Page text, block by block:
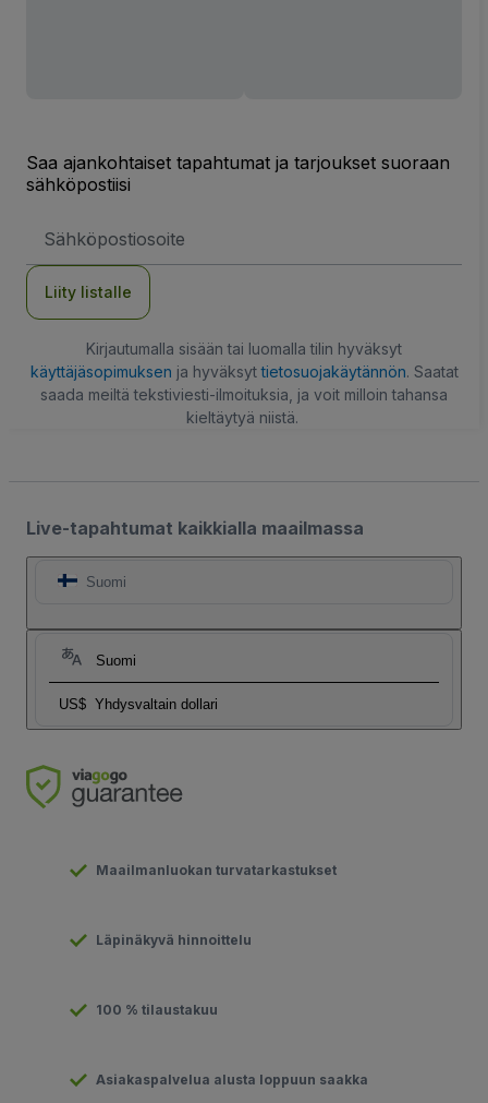
Saa ajankohtaiset tapahtumat ja tarjoukset suoraan
sähköpostiisi
Liity listalle
Kirjautumalla sisään tai luomalla tilin hyväksyt
käyttäjäsopimuksen ja hyväksyttietosuojakäytännön. Saatat
saada meiltä tekstiviesti-ilmoituksia, ja voit milloin tahansa
kieltäytyä niistä.
Live-tapahtumat kaikkialla maailmassa
Suomi
Suomi
US$ Yhdysvaltain dollari
Maailmanluokan turvatarkastukset
Läpinäkyvä hinnoittelu
100 % tilaustakuu
Asiakaspalvelua alusta loppuun saakka